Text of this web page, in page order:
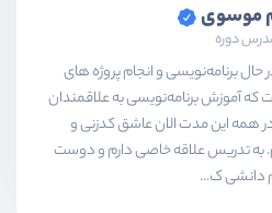
موسوی
دوره
که در حال برنامه‌نویسی و انجام پروژه های
سالی هست که آموزش برنامه‌نویسی به علاقمندان
همه این مدت الان عاشق کدزنی و
تدریس علاقه خاصی دارم و دوست
دانشی ک...